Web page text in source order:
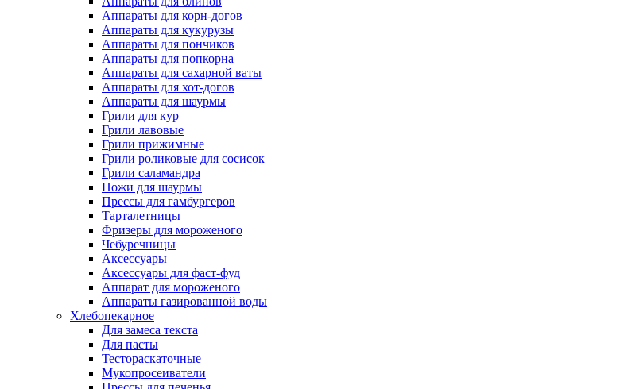
Аппараты для корн-догов
Аппараты для кукурузы
Аппараты для пончиков
Аппараты для попкорна
Аппараты для сахарной ваты
Аппараты для хот-догов
Аппараты для шаурмы
Грили для кур
Грили лавовые
Грили прижимные
Грили роликовые для сосисок
Грили саламандра
Ножи для шаурмы
Прессы для гамбургеров
Тарталетницы
Фризеры для мороженого
Чебуречницы
Аксессуары
Аксессуары для фаст-фуд
Аппарат для мороженого
Аппараты газированной воды
Хлебопекарное
Для замеса текста
Для пасты
Тестораскаточные
Мукопросеиватели